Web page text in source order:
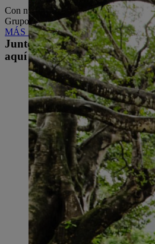
Con nuestra estrategia climática,
Grupo STIHL, no dejar huella de CO₂
MÁS INFORMACIÓN SOBRE LA
Juntos somos más fuertes:
aquí todos colaboramos